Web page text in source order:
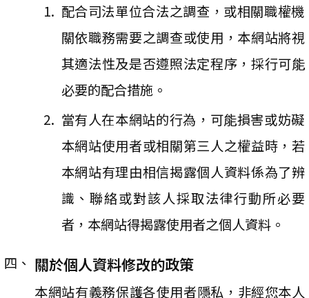
配合司法單位合法之調查，或相關職權機
關依職務需要之調查或使用，本網站將視
其適法性及是否遵照法定程序，採行可能
必要的配合措施。
當有人在本網站的行為，可能損害或妨礙
本網站使用者或相關第三人之權益時，若
本網站有理由相信揭露個人資料係為了辨
識、聯絡或對該人採取法律行動所必要
者，本網站得揭露使用者之個人資料。
關於個人資料修改的政策
本網站有義務保護各使用者隱私，非經您本人